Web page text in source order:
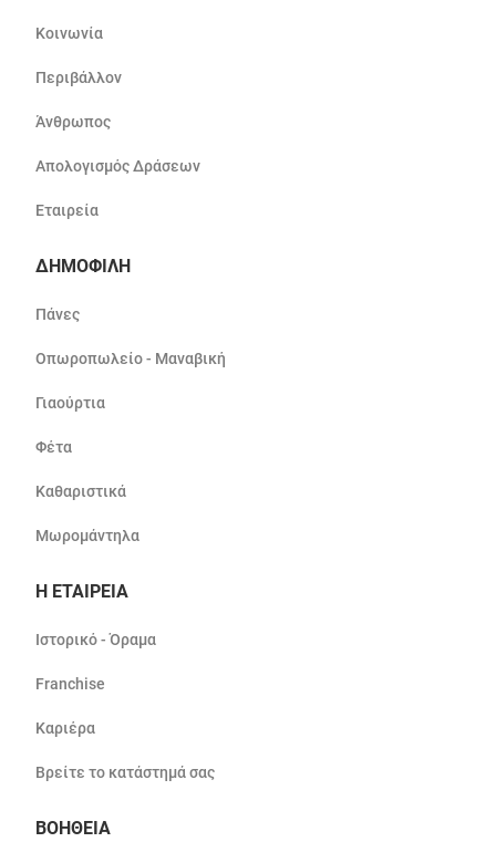
Κοινωνία
Περιβάλλον
Άνθρωπος
Απολογισμός Δράσεων
Εταιρεία
ΔΗΜΟΦΙΛΗ
Πάνες
Οπωροπωλείο - Μαναβική
Γιαούρτια
Φέτα
Καθαριστικά
Μωρομάντηλα
Η ΕΤΑΙΡΕΙΑ
Ιστορικό - Όραμα
Franchise
Καριέρα
Βρείτε το κατάστημά σας
ΒΟΗΘΕΙΑ